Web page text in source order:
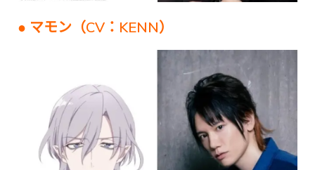
● マモン（CV：KENN）